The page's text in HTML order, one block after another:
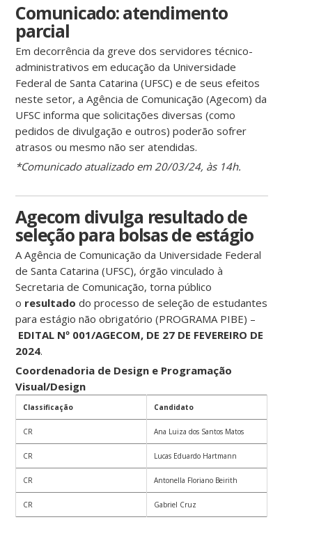
Comunicado: atendimento
parcial
Em decorrência da greve dos servidores técnico-
administrativos em educação da Universidade
Federal de Santa Catarina (UFSC) e de seus efeitos
neste setor, a Agência de Comunicação (Agecom) da
UFSC informa que solicitações diversas (como
pedidos de divulgação e outros) poderão sofrer
atrasos ou mesmo não ser atendidas.
*Comunicado atualizado em 20/03/24, às 14h.
Agecom divulga resultado de
seleção para bolsas de estágio
A Agência de Comunicação da Universidade Federal
de Santa Catarina (UFSC), órgão vinculado à
Secretaria de Comunicação, torna público
o resultadodo processo de seleção de estudantes
para estágio não obrigatório (PROGRAMA PIBE) –
EDITAL Nº 001/AGECOM, DE 27 DE FEVEREIRO DE
2024.
Coordenadoria de Design e Programação
Visual/Design
Classificação Candidato
CR Ana Luiza dos Santos Matos
CR Lucas Eduardo Hartmann
CR Antonella Floriano Beirith
CR Gabriel Cruz